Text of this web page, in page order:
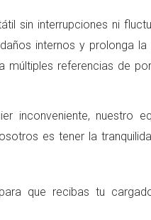
sin interrupciones ni
internos y prolonga la
referencias de
inconveniente, nuestro
es tener la
que recibas tu